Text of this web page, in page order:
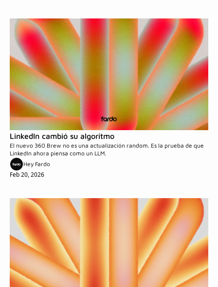
LinkedIn cambió su algoritmo
El nuevo 360 Brew no es una actualización random. Es la prueba de que
LinkedIn ahora piensa como un LLM.
Hey Fardo
Feb 20, 2026